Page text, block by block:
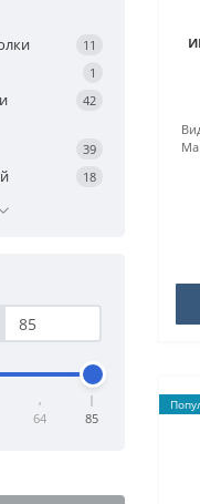
11
1
42
39
18
64 85